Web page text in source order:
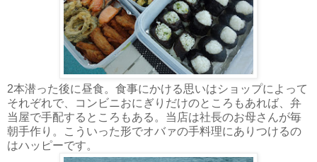
2本潜った後に昼食。食事にかける思いはショップによって
それぞれで、コンビニおにぎりだけのところもあれば、弁
当屋で手配するところもある。当店は社長のお母さんが毎
朝手作り。こういった形でオバァの手料理にありつけるの
はハッピーです。